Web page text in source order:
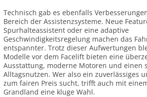
Technisch gab es ebenfalls
Bereich der Assistenzsysteme. Neue
Spurhalteassistent oder eine adaptive
Geschwindigkeitsregelung machen das
entspannter. Trotz dieser Aufwertungen
Modelle vor dem Facelift bieten eine
Ausstattung, moderne Motoren und einen
Alltagsnutzen. Wer also ein zuverlässiges
zum fairen Preis sucht, trifft auch mit
Grandland eine kluge Wahl.